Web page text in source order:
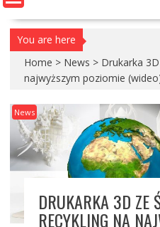
You are here
Home > News > Drukarka
najwyższym poziomie
News
DRUKARKA 3D ZE
RECYKLING NA